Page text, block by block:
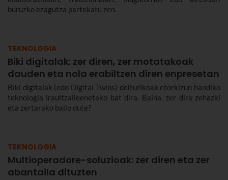
buruzko ezagutza partekatu zen.
TEKNOLOGIA
Biki digitalak: zer diren, zer motatakoak
dauden eta nola erabiltzen diren enpresetan
Biki digitalak (edo Digital Twins) deiturikoak etorkizun handiko
teknologia iraultzaileenetako bat dira. Baina, zer dira zehazki
eta zertarako balio dute?
TEKNOLOGIA
Multioperadore-soluzioak: zer diren eta zer
abantaila dituzten